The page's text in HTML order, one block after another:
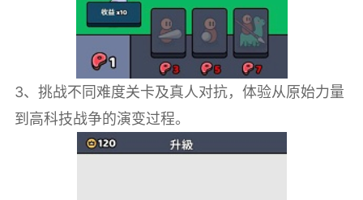
3、挑战不同难度关卡及真人对抗，体验从原始力量
到高科技战争的演变过程。